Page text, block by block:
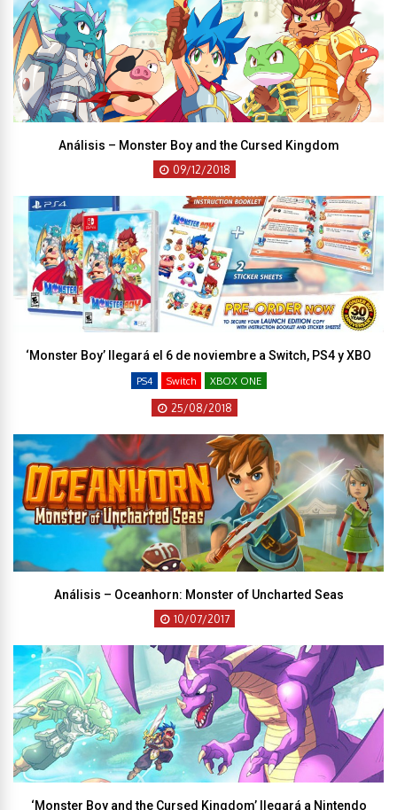
Análisis – Monster Boy and the Cursed Kingdom
09/12/2018
‘Monster Boy’ llegará el 6 de noviembre a Switch, PS4 y XBO
PS4 Switch XBOX ONE
25/08/2018
Análisis – Oceanhorn: Monster of Uncharted Seas
10/07/2017
‘Monster Boy and the Cursed Kingdom’ llegará a Nintendo